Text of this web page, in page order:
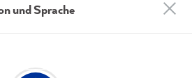
Optimierung zu analysieren sowie
diesen Datenverarbeitungen
Kunde
super zufrieden . Hat alles
Teilen
und Sprache